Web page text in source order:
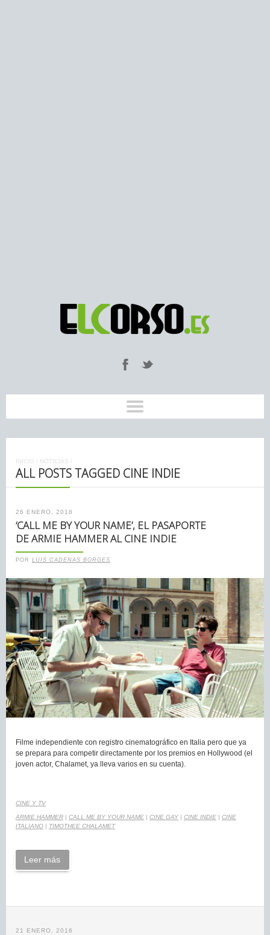
INICIO / NOTICIAS /
ALL POSTS TAGGED CINE INDIE
26 ENERO, 2018
‘CALL ME BY YOUR NAME’, EL PASAPORTE
DE ARMIE HAMMER AL CINE INDIE
POR LUIS CADENAS BORGES
Filme independiente con registro cinematográfico en Italia pero que ya
se prepara para competir directamente por los premios en Hollywood (el
joven actor, Chalamet, ya lleva varios en su cuenta).
CINE Y TV
ARMIE HAMMER CALL ME BY YOUR NAME CINE GAY CINE INDIE
CINE
ITALIANO
TIMOTHEE CHALAMET
Leer más
21 ENERO, 2016